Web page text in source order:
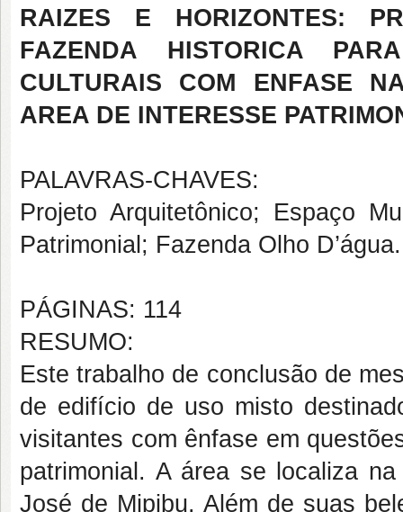
RAIZES E HORIZONTES:
FAZENDA HISTORICA
CULTURAIS COM ENFASE
AREA DE INTERESSE
PALAVRAS-CHAVES:
Projeto Arquitetônico; Espaço
Patrimonial; Fazenda Olho D’água.
PÁGINAS: 114
RESUMO:
Este trabalho de conclusão de
de edifício de uso misto
visitantes com ênfase em
patrimonial. A área se localiza
José de Mipibu. Além de suas